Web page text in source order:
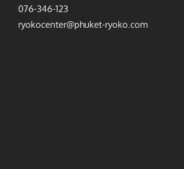
076-346-123
ryokocenter@phuket-ryoko.com